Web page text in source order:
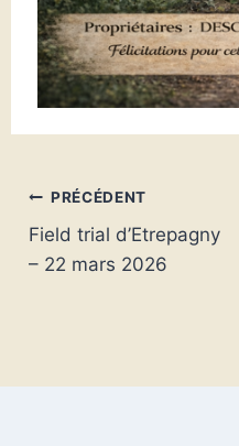
Navigation
de
PRÉCÉDENT
Field trial d’Etrepagny
– 22 mars 2026